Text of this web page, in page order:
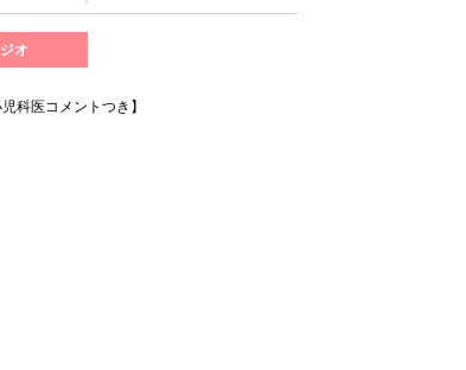
オ
科医コメントつき】